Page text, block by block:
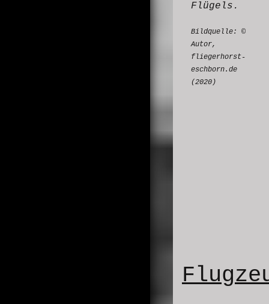
Flügels.
Bildquelle: ©
Autor,
fliegerhorst-
eschborn.de
(2020)